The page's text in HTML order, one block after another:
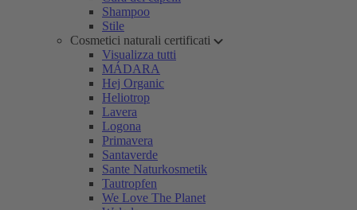
Shampoo
Stile
Cosmetici naturali certificati
Visualizza tutti
MÁDARA
Hej Organic
Heliotrop
Lavera
Logona
Primavera
Santaverde
Sante Naturkosmetik
Tautropfen
We Love The Planet